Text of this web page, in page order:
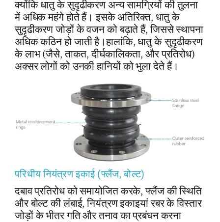
क्योंकि धातु के सुदृढीकरण अन्य सामग्रियों की तुलना
में अधिक महंगे होते हैं। इसके अतिरिक्त, धातु के
सुदृढीकरण जोड़ों के वजन को बढ़ाते हैं, जिससे स्थापना
अधिक कठिन हो जाती है।हालांकि, धातु के सुदृढीकरण
के लाभ (जैसे, ताकत, दीर्घकालिकता, और प्रतिरोध)
अक्सर लोगों को उनकी हानियों को भुला देते हैं।
परिधीय नियंत्रण इकाई (फ्लैंज, बोल्ट)
दबाव प्रतिरोध को समायोजित करके, फ्लैंज की स्थिति
और बोल्ट की लंबाई, नियंत्रण इकाइयां रबर के विस्तार
जोड़ों के भीतर गति और तनाव का प्रबंधन करना